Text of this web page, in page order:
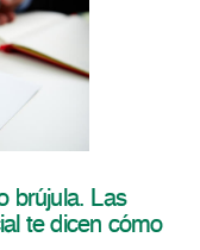
brújula. Las
te dicen cómo